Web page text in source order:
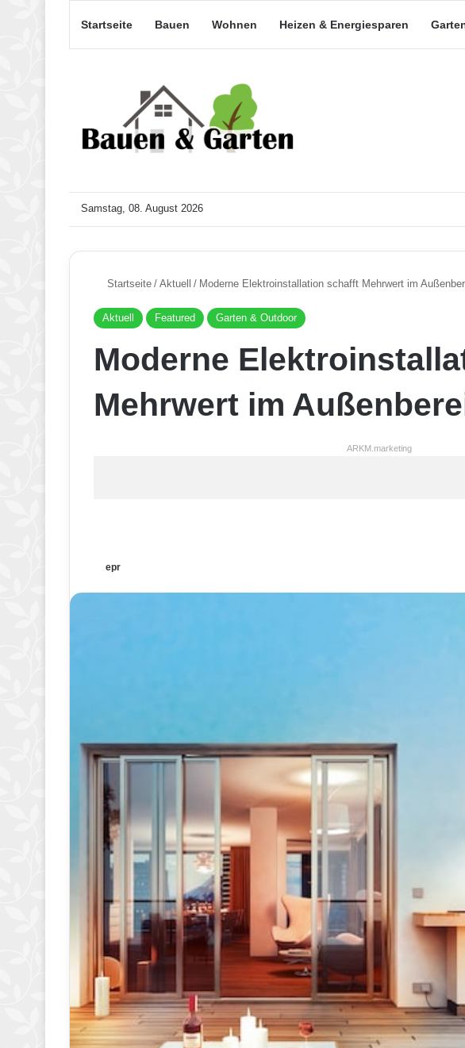
Startseite Bauen Wohnen Heizen & Energiesparen
Samstag, 08. August 2026
Startseite / Aktuell / Moderne Elektroinstallation schafft Mehrwert im
Aktuell Featured Garten & Outdoor
Moderne
Mehrwert im
ARKM.marketing
epr